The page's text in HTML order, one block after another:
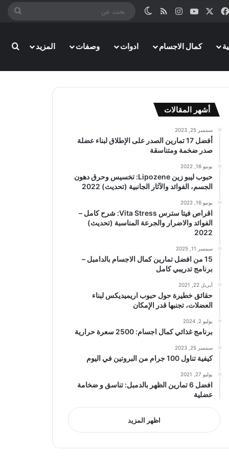
فيسبوك ‫YouTubeانستقرامملخص الموقع RSS
الوضع المظلم
كمال الاجسام ادوات وصفات المزيد
أشهر المقالات
سبتمبر 25, 2023
أفضل 17 تمارين الصدر على الإطلاق لبناء عضلة
صدر ضخمة ومتناسقة
يونيو 16, 2022
حبوب ليبو زين Lipozene: تخسيس وحرق دهون
الجسم، الفوائد والآثار الجانبية (تحديث) 2022
يونيو 16, 2022
اقراص فيتا سترس Vita Stress: شرح كامل –
الفوائد والاضرار والجرعة المناسبة (تحديث)
2022
سبتمبر 11, 2025
15 من افضل تمارين كمال الاجسام بالدامبل –
برنامج تدريبي كامل
أبريل 22, 2021
حقائق خطيرة حول حبوب اريميديكس لبناء
العضلات، تجنبها قدر الإمكان
يوليو 2, 2024
برنامج غذائي كمال اجسام: 2500 سعرة حرارية
سبتمبر 25, 2023
كيفية تناول 100 جرام من البروتين في اليوم
يوليو 27, 2021
افضل 6 تمارين الظهر بالدمبل: تناسق و ضخامة
عضلية
اظهر المزيد